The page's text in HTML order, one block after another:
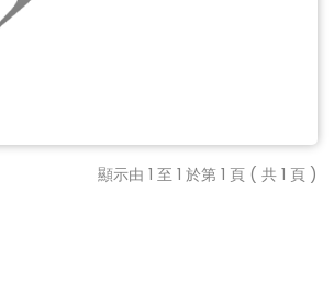
顯示由 1 至 1 於第 1 頁 ( 共 1 頁 )